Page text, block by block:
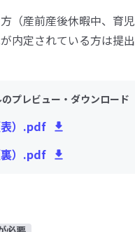
（産前産後休暇中、育
内定されている方は提
プレビュー・ダウンロード
）.pdf
）.pdf